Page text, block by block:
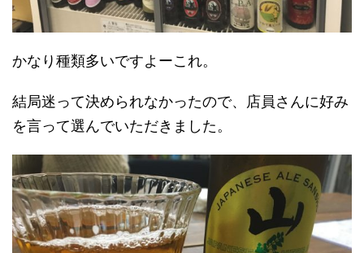
かなり種類多いですよーこれ。
結局迷って決められなかったので、店員さんに好み
を言って選んでいただきました。